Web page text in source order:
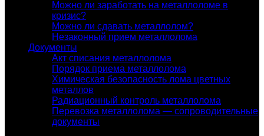
Можно ли заработать на металлоломе в
кризис?
Можно ли сдавать металлолом?
Незаконный прием металлолома
Документы
Акт списания металлолома
Порядок приема металлолома
Химическая безопасность лома цветных
металлов
Радиационный контроль металлолома
Перевозка металлолома — сопроводительные
документы